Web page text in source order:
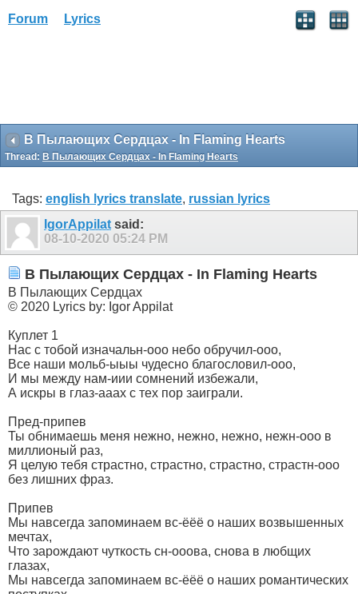
Forum Lyrics
В Пылающих Сердцах - In Flaming Hearts
Thread: В Пылающих Сердцах - In Flaming Hearts
Tags: english lyrics translate, russian lyrics
IgorAppilat said:
08-10-2020 05:24 PM
В Пылающих Сердцах - In Flaming Hearts
В Пылающих Сердцах
© 2020 Lyrics by: Igor Appilat
Куплет 1
Нас с тобой изначальн-ооо небо обручил-ооо,
Все наши мольб-ыыы чудесно благословил-ооо,
И мы между нам-иии сомнений избежали,
А искры в глаз-ааах с тех пор заиграли.
Пред-припев
Ты обнимаешь меня нежно, нежно, нежно, нежн-ооо в
миллионый раз,
Я целую тебя страстно, страстно, страстно, страстн-ооо
без лишних фраз.
Припев
Мы навсегда запоминаем вс-ёёё о наших возвышенных
мечтах,
Что зарождают чуткость сн-ооова, снова в любщих
глазах,
Мы навсегда запоминаем вс-ёёё о наших романтических